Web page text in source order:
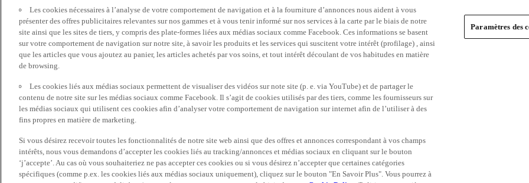
Les cookies nécessaires à l’analyse de votre comportement de navigation et à la fourniture d’annonces nous aident à vous
présenter des offres publicitaires relevantes sur nos gammes et à vous tenir informé sur nos services à la carte par le biais de notre
site ainsi que les sites de tiers, y compris des plate-formes liées aux médias sociaux comme Facebook. Ces informations se basent
sur votre comportement de navigation sur notre site, à savoir les produits et les services qui suscitent votre intérêt (profilage) , ainsi
que les articles que vous ajoutez au panier, les articles achetés par vos soins, et tout intérêt découlant de vos habitudes en matière
de browsing.
Les cookies liés aux médias sociaux permettent de visualiser des vidéos sur note site (p. e. via YouTube) et de partager le
contenu de notre site sur les médias sociaux comme Facebook. Il s’agit de cookies utilisés par des tiers, comme les fournisseurs sur
les médias sociaux qui utilisent ces cookies afin d’analyser votre comportement de navigation sur internet afin de l’utiliser à des
fins propres en matière de marketing.
Si vous désirez recevoir toutes les fonctionnalités de notre site web ainsi que des offres et annonces correspondant à vos champs
intérêts, nous vous demandons d’accepter les cookies liés au tracking/annonces et médias sociaux en cliquant sur le bouton
‘j’accepte’. Au cas où vous souhaiteriez ne pas accepter ces cookies ou si vous désirez n’accepter que certaines catégories
spécifiques (comme p.ex. les cookies liés aux médias sociaux uniquement), cliquez sur le bouton "En Savoir Plus". Vous pourrez à
Paramètres des